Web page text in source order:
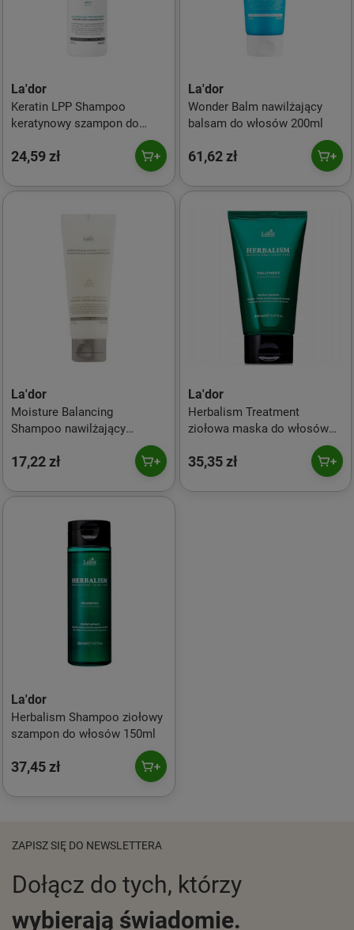
La'dor
Keratin LPP Shampoo
keratynowy szampon do
24,59 zł
La'dor
Wonder Balm nawilżający
balsam do włosów 200ml
61,62 zł
La'dor
Moisture Balancing
Shampoo nawilżający
szampon do włosów 100ml
17,22 zł
La'dor
Herbalism Treatment
ziołowa maska do włosów
35,35 zł
La'dor
Herbalism Shampoo ziołowy
szampon do włosów 150ml
37,45 zł
ZAPISZ SIĘ DO NEWSLETTERA
Dołącz do tych, którzy
wybierają świadomie.